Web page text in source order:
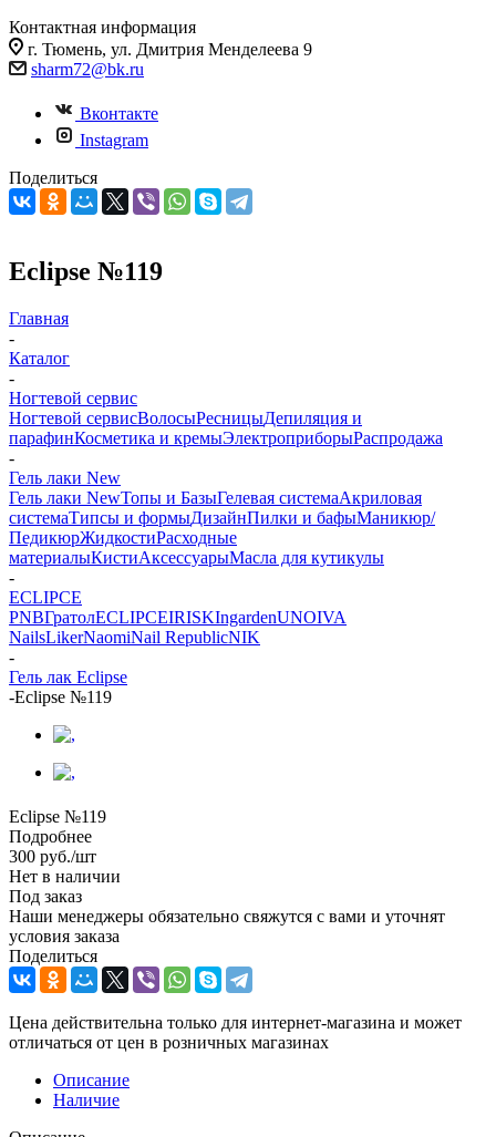
Контактная информация
г. Тюмень, ул. Дмитрия Менделеева 9
sharm72@bk.ru
Вконтакте
Instagram
Поделиться
Eclipse №119
Главная
-
Каталог
-
Ногтевой сервис
Ногтевой сервисВолосыРесницыДепиляция и
парафинКосметика и кремыЭлектроприборыРаспродажа
-
Гель лаки New
Гель лаки NewТопы и БазыГелевая системаАкриловая
системаТипсы и формыДизайнПилки и бафыМаникюр/
ПедикюрЖидкостиРасходные
материалыКистиАксессуарыМасла для кутикулы
-
ECLIPCE
PNBГратолECLIPCEIRISKIngardenUNOIVA
NailsLikerNaomiNail RepublicNIK
-
Гель лак Eclipse
-Eclipse №119
Eclipse №119
Подробнее
300 руб./шт
Нет в наличии
Под заказ
Наши менеджеры обязательно свяжутся с вами и уточнят
условия заказа
Поделиться
Цена действительна только для интернет-магазина и может
отличаться от цен в розничных магазинах
Описание
Наличие